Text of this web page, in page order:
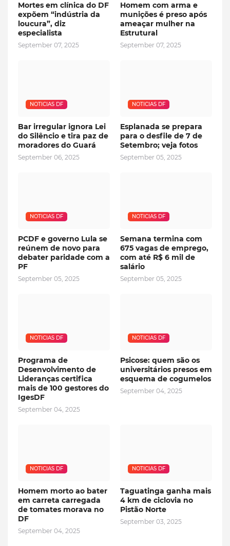
Mortes em clínica do DF
expõem “indústria da
loucura”, diz
especialista
September 07, 2025
Homem com arma e
munições é preso após
ameaçar mulher na
Estrutural
September 07, 2025
NOTICIAS DF
Bar irregular ignora Lei
do Silêncio e tira paz de
moradores do Guará
September 06, 2025
NOTICIAS DF
Esplanada se prepara
para o desfile de 7 de
Setembro; veja fotos
September 05, 2025
NOTICIAS DF
PCDF e governo Lula se
reúnem de novo para
debater paridade com a
PF
September 05, 2025
NOTICIAS DF
Semana termina com
675 vagas de emprego,
com até R$ 6 mil de
salário
September 05, 2025
NOTICIAS DF
Programa de
Desenvolvimento de
Lideranças certifica
mais de 100 gestores do
IgesDF
September 04, 2025
NOTICIAS DF
Psicose: quem são os
universitários presos em
esquema de cogumelos
September 04, 2025
NOTICIAS DF
Homem morto ao bater
em carreta carregada
de tomates morava no
DF
September 04, 2025
NOTICIAS DF
Taguatinga ganha mais
4 km de ciclovia no
Pistão Norte
September 03, 2025